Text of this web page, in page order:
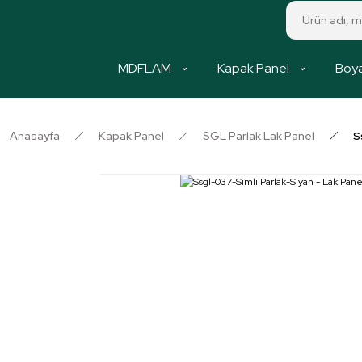
MDFLAM Kapak Panel
Anasayfa Kapak Panel SGL Parlak Lak Panel